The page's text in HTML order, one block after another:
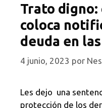
Trato
coloca
deuda en
4 junio, 2023 por
Les dejo una
protección de los